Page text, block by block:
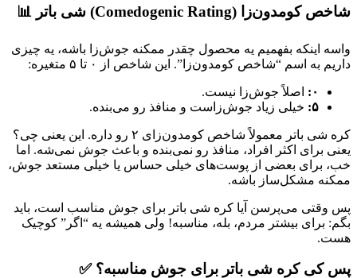
شاخص کومدون‌زا (Comedogenic Rating) شی باتر 📊
واسه اینکه بفهمیم یه محصول چقدر ممکنه جوش‌زا باشه، یه چیزی
داریم به اسم “شاخص کومدون‌زا”. این شاخص از ۰ تا ۵ متغیره:
۰:
اصلاً جوش‌زا نیست.
۵: خیلی زیاد جوش‌زاست و منافذ رو می‌بنده.
کره شی باتر معمولاً شاخص کومدون‌زای ۲ رو داره. این یعنی چی؟
یعنی برای اکثر افراد، منافذ رو نمی‌بنده و باعث جوش نمی‌شه. اما
خب، برای بعضی از پوست‌های خیلی حساس یا خیلی مستعد جوش،
ممکنه مشکل‌ساز باشه.
پس وقتی می‌پرسن آیا کره شی باتر برای جوش مناسب است، باید
بگم: برای بیشتر مردم، بله، مناسبه! ولی همیشه یه “اگر” کوچیک
هست.
پس کی کره شی باتر برای جوش مناسبه؟ ✅